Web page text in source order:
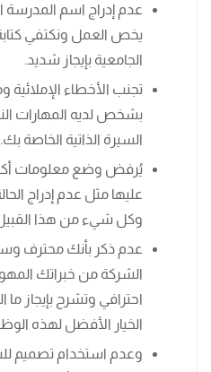
عدم إدراج اسم المدرسة
يخص العمل ونكتفي كتابة
الجامعية بإيجاز شديد.
تجنب الأخطاء الإملائية
بشخص لديه المهارات
السيرة الذاتية الخاصة بك.
يُرفض وضع معلومات
عليها مثل عدم إدراج
وكل شيء من هذا
عدم ذكر بأنك محترف
الشركة من خبراتك
احترافي وتشرح بإيجاز
الخيار الأفضل لهذه
وعدم استخدام تصميم